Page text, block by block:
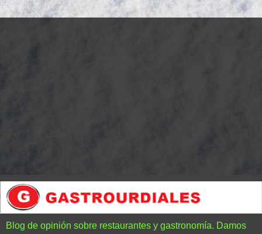
Blog de opinión sobre restaurantes y gastronomía. Damos